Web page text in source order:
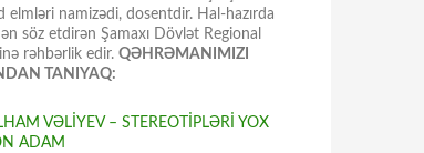
elmləri namizədi, dosentdir. Hal-hazırda
söz etdirən Şamaxı Dövlət Regional
rəhbərlik edir. QƏHRƏMANIMIZI
TANIYAQ:
VƏLİYEV – STEREOTİPLƏRİ YOX
ADAM